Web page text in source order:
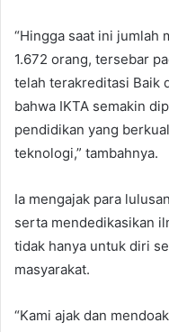
“Hingga saat ini jumlah
1.672 orang, tersebar
telah terakreditasi Baik
bahwa IKTA semakin
pendidikan yang
teknologi,” tambahnya.
Ia mengajak para
serta mendedikasikan
tidak hanya untuk diri
masyarakat.
“Kami ajak dan